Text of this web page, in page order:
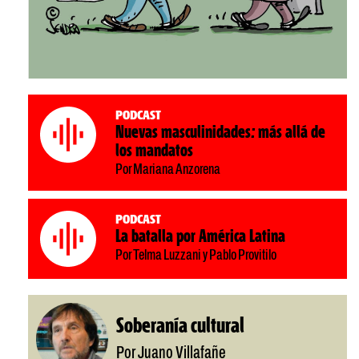
Podcast
Nuevas masculinidades: más allá de
los mandatos
Por Mariana Anzorena
Podcast
La batalla por América Latina
Por Telma Luzzani y Pablo Provitilo
Soberanía cultural
Por Juano Villafañe